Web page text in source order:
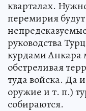
кварталах.
перемирия
руководства
курдами Анкара
обстреливая
туда войска. Да
оружие и т. п.)
собираются.